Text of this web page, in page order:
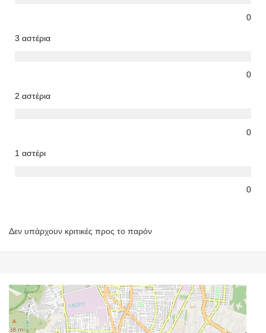
0
3 αστέρια
0
2 αστέρια
0
1 αστέρι
0
Δεν υπάρχουν κριτικές προς το παρόν